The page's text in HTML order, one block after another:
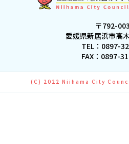
〒792-
愛媛県新居浜市高
TEL： 0897-
FAX：0897-
(C) 2022 Niihama City